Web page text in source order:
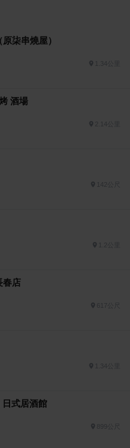
柒串燒屋）
1.34公里
酒場
2.14公里
142公尺
春店
1.34公里
式居酒館